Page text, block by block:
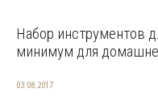
Набор инструментов
минимум для
03.08.2017